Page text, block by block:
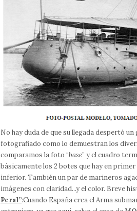
No hay duda de que su llegada despertó
fotografiado como lo demuestran los
comparamos la foto “base” y el cuadro
básicamente los 2 botes que hay en
inferior. También un par de marineros
imágenes con claridad...y el color. Breve
Peral”:Cuando España crea el Arma